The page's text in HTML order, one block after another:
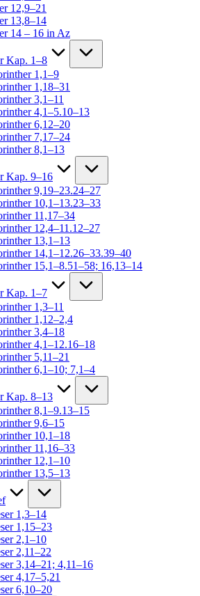
12,9–21
13,8–14
14 – 16 in Az
Kap. 1–8
1,1–9
1,18–31
3,1–11
4,1–5.10–13
6,12–20
7,17–24
8,1–13
Kap. 9–16
9,19–23.24–27
10,1–13.23–33
11,17–34
12,4–11.12–27
13,1–13
14,1–12.26–33.39–40
15,1–8.51–58; 16,13–14
Kap. 1–7
1,3–11
1,12–2,4
3,4–18
4,1–12.16–18
5,11–21
6,1–10; 7,1–4
Kap. 8–13
8,1–9.13–15
9,6–15
10,1–18
11,16–33
12,1–10
13,5–13
1,3–14
1,15–23
2,1–10
2,11–22
3,14–21; 4,11–16
4,17–5,21
6,10–20